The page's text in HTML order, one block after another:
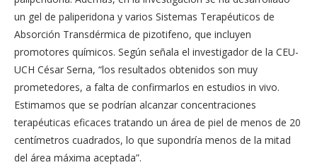
un gel de paliperidona y varios Sistemas Terapéuticos de
Absorción Transdérmica de pizotifeno, que incluyen
promotores químicos. Según señala el investigador de la CEU-
UCH César Serna, “los resultados obtenidos son muy
prometedores, a falta de confirmarlos en estudios in vivo.
Estimamos que se podrían alcanzar concentraciones
terapéuticas eficaces tratando un área de piel de menos de 20
centímetros cuadrados, lo que supondría menos de la mitad
del área máxima aceptada”.